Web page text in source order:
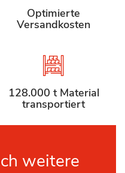
Optimierte
Versandkosten
128.000 t Material
transportiert
weitere